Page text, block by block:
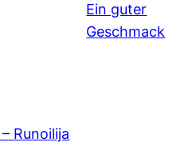
Ein guter
Geschmack
Runoilija